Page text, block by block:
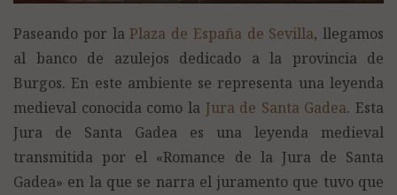
Paseando por laPlaza de España de Sevilla, llegamos
al banco de azulejos dedicado a la provincia de
Burgos. En este ambiente se representa una leyenda
medieval conocida como la Jura de Santa Gadea. Esta
Jura de Santa Gadea es una leyenda medieval
transmitida por el «Romance de la Jura de Santa
Gadea» en la que se narra el juramento que tuvo que